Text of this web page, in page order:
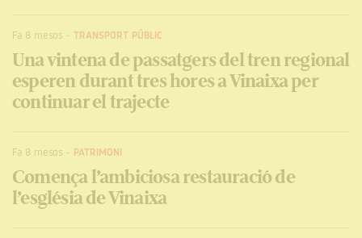
Fa 8 mesos - TRANSPORT PÚBLIC
Una vintena de passatgers del tren regional
esperen durant tres hores a Vinaixa per
continuar el trajecte
Fa 8 mesos - PATRIMONI
Comença l’ambiciosa restauració de
l’església de Vinaixa